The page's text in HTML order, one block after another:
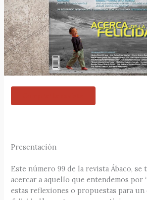
Presentación
Este número 99 de la revista Ábaco, se
acercar a aquello que entendemos por
estas reflexiones o propuestas para un